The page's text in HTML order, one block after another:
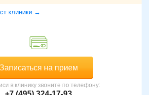
клиники →
Записаться на прием
в клинику звоните по телефону: